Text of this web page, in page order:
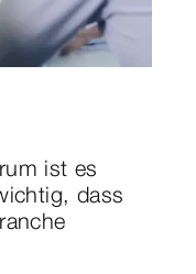
ist es
dass